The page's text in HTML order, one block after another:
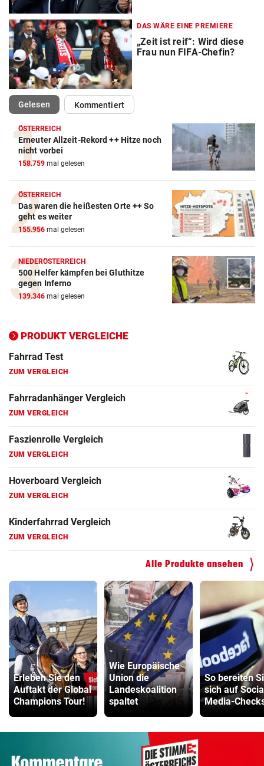
DAS WÄRE EINE PREMIERE
„Zeit ist reif“: Wird diese
Frau nun FIFA-Chefin?
Gelesen(ausgewählt)Kommentiert
ÖSTERREICH
Erneuter Allzeit-Rekord ++ Hitze noch
nicht vorbei
158.759 mal gelesen
ÖSTERREICH
Das waren die heißesten Orte ++ So
geht es weiter
155.956 mal gelesen
NIEDERÖSTERREICH
500 Helfer kämpfen bei Gluthitze
gegen Inferno
139.346 mal gelesen
PRODUKT VERGLEICHE
Action-Cam Vergleich
ZUM VERGLEICH
Crosstrainer Vergleich
ZUM VERGLEICH
E-Bike Vergleich
ZUM VERGLEICH
Elektro-Scooter Vergleich
ZUM VERGLEICH
ZUM VERGLEICH
Fahrrad Test
ZUM VERGLEICH
Fahrradanhänger Vergleich
ZUM VERGLEICH
Faszienrolle Vergleich
ZUM VERGLEICH
Hoverboard Vergleich
ZUM VERGLEICH
Kinderfahrrad Vergleich
ZUM VERGLEICH
Alle Produkte ansehen
Erleben Sie den
Auftakt der Global
Champions Tour!
Wie Europäische
Union die
Landeskoalition
spaltet
So bereiten
sich auf
Media-